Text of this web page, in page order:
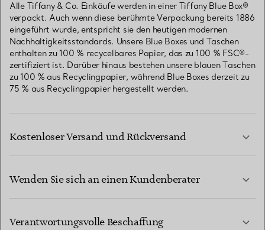
Alle Tiffany & Co. Einkäufe werden in einer Tiffany Blue Box®
verpackt. Auch wenn diese berühmte Verpackung bereits 1886
eingeführt wurde, entspricht sie den heutigen modernen
Nachhaltigkeitsstandards. Unsere Blue Boxes und Taschen
enthalten zu 100 % recycelbares Papier, das zu 100 % FSC®-
zertifiziert ist. Darüber hinaus bestehen unsere blauen Taschen
zu 100 % aus Recyclingpapier, während Blue Boxes derzeit zu
75 % aus Recyclingpapier hergestellt werden.
Kostenloser Versand und Rückversand
Wenden Sie sich an einen Kundenberater
Verantwortungsvolle Beschaffung